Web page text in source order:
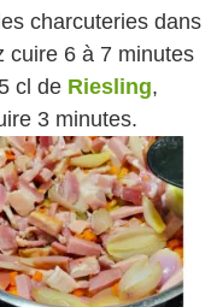
charcuteries dans
cuire 6 à 7 minutes
cl de Riesling,
3 minutes.